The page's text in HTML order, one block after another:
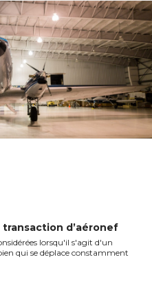
d’aéronef
lorsqu'il s'agit d'un
qui se déplace constamment